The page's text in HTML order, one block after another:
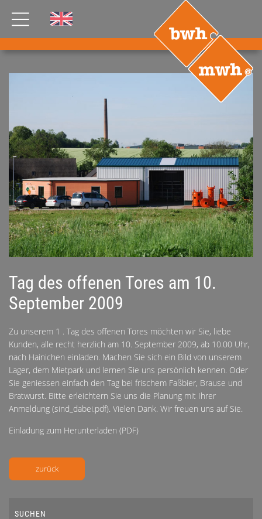
TEAM JOBS
ETP GDS
FDS CA FDS USA
KONTAKT
Tag des offenen Tores am 10.
September 2009
Zu unserem 1 . Tag des offenen Tores möchten wir Sie, liebe
Kunden, alle recht herzlich am 10. September 2009, ab 10.00 Uhr,
nach Hainichen einladen. Machen Sie sich ein Bild von unserem
Lager, dem Mietpark und lernen Sie uns persönlich kennen. Oder
Sie geniessen einfach den Tag bei frischem Faßbier, Brause und
Bratwurst. Bitte erleichtern Sie uns die Planung mit Ihrer
Anmeldung (sind_dabei.pdf). Vielen Dank. Wir freuen uns auf Sie.
Einladung zum Herunterladen (PDF)
zurück
SUCHEN